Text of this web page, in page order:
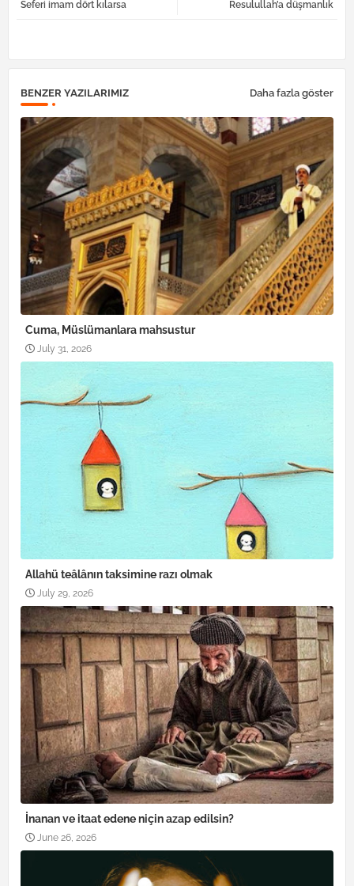
Resulullah’a düşmanlık
Seferi imam dört kılarsa
BENZER YAZILARIMIZ Daha fazla göster
Cuma, Müslümanlara mahsustur
July 31, 2026
Allahü teâlânın taksimine razı olmak
July 29, 2026
İnanan ve itaat edene niçin azap edilsin?
June 26, 2026